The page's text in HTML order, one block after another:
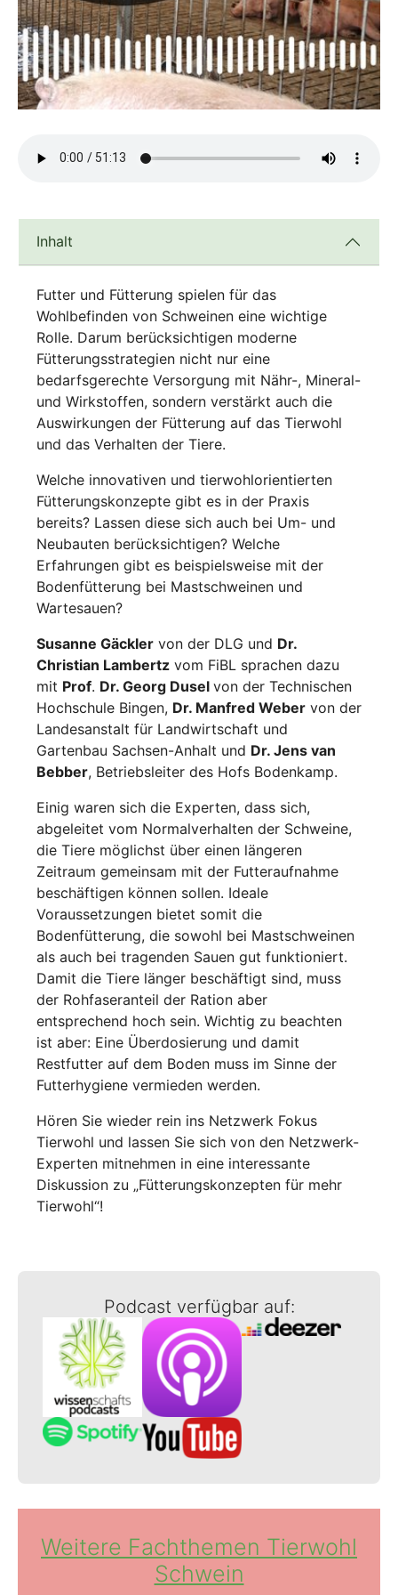
Inhalt
Futter und Fütterung spielen für das
Wohlbefinden von Schweinen eine wichtige
Rolle. Darum berücksichtigen moderne
Fütterungsstrategien nicht nur eine
bedarfsgerechte Versorgung mit Nähr-, Mineral-
und Wirkstoffen, sondern verstärkt auch die
Auswirkungen der Fütterung auf das Tierwohl
und das Verhalten der Tiere.
Welche innovativen und tierwohlorientierten
Fütterungskonzepte gibt es in der Praxis
bereits? Lassen diese sich auch bei Um- und
Neubauten berücksichtigen? Welche
Erfahrungen gibt es beispielsweise mit der
Bodenfütterung bei Mastschweinen und
Wartesauen?
Susanne Gäckler von der DLG und Dr.
Christian Lambertz vom FiBL sprachen dazu
mit Prof. Dr. Georg Dusel von der Technischen
Hochschule Bingen, Dr. Manfred Weber von der
Landesanstalt für Landwirtschaft und
Gartenbau Sachsen-Anhalt und Dr. Jens van
Bebber, Betriebsleiter des Hofs Bodenkamp.
Einig waren sich die Experten, dass sich,
abgeleitet vom Normalverhalten der Schweine,
die Tiere möglichst über einen längeren
Zeitraum gemeinsam mit der Futteraufnahme
beschäftigen können sollen. Ideale
Voraussetzungen bietet somit die
Bodenfütterung, die sowohl bei Mastschweinen
als auch bei tragenden Sauen gut funktioniert.
Damit die Tiere länger beschäftigt sind, muss
der Rohfaseranteil der Ration aber
entsprechend hoch sein. Wichtig zu beachten
ist aber: Eine Überdosierung und damit
Restfutter auf dem Boden muss im Sinne der
Futterhygiene vermieden werden.
Hören Sie wieder rein ins Netzwerk Fokus
Tierwohl und lassen Sie sich von den Netzwerk-
Experten mitnehmen in eine interessante
Diskussion zu „Fütterungskonzepten für mehr
Tierwohl“!
Podcast verfügbar auf:
Weitere Fachthemen Tierwohl
Schwein